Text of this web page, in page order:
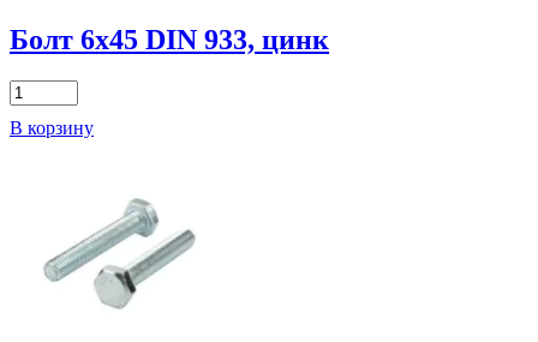
Болт 6х45 DIN 933, цинк
Количество
товара
Болт
В корзину